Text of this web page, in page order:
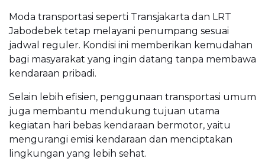
Moda transportasi seperti Transjakarta dan LRT
Jabodebek tetap melayani penumpang sesuai
jadwal reguler. Kondisi ini memberikan kemudahan
bagi masyarakat yang ingin datang tanpa membawa
kendaraan pribadi.
Selain lebih efisien, penggunaan transportasi umum
juga membantu mendukung tujuan utama
kegiatan hari bebas kendaraan bermotor, yaitu
mengurangi emisi kendaraan dan menciptakan
lingkungan yang lebih sehat.